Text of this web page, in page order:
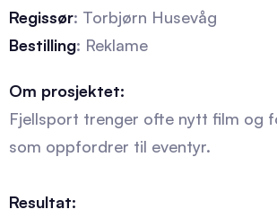
Regissør: Torbjørn Husevåg
Bestilling: Reklame
Om prosjektet:
Fjellsport trenger ofte nytt film og
som oppfordrer til eventyr.
Resultat: